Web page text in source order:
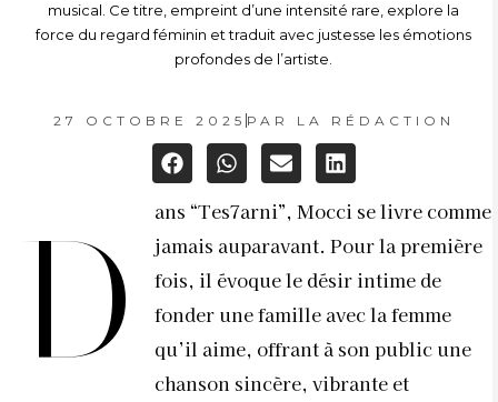
musical. Ce titre, empreint d’une intensité rare, explore la
force du regard féminin et traduit avec justesse les émotions
profondes de l’artiste.
27 OCTOBRE 2025 PAR LA RÉDACTION
D
ans “Tes7arni”, Mocci se livre comme
jamais auparavant. Pour la première
fois, il évoque le désir intime de
fonder une famille avec la femme
qu’il aime, offrant à son public une
chanson sincère, vibrante et